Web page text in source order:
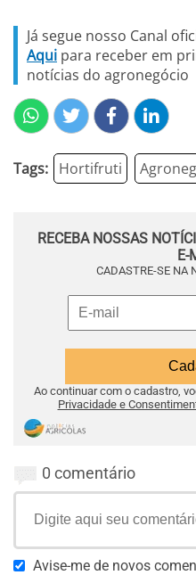
Já segue nosso Canal
Aqui para receber em
notícias do agronegócio
Tags: Hortifruti
RECEBA NOSSAS
E-
CADASTRE-SE NA
Ao continuar com o cadastro,
Privacidade e
0 comentário
Avise-me de novos